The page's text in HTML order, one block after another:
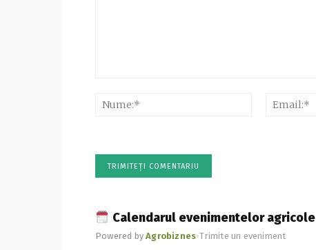
Nume:*
Calendarul evenimentelor agricole
Powered byAgrobiznes•Trimite un eveniment